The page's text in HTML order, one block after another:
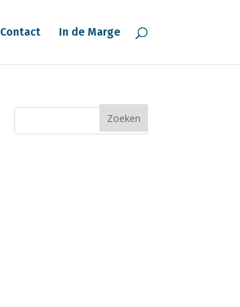
Contact In de Marge